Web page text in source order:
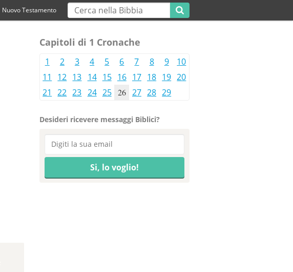
Nuovo Testamento
Capitoli di 1 Cronache
1 2 3 4 5 6 7 8 9
10
11
12 13 14 15 16 17 18 19 20
21
22 23 24 25 26 27 28 29
Desideri ricevere messaggi Biblici?